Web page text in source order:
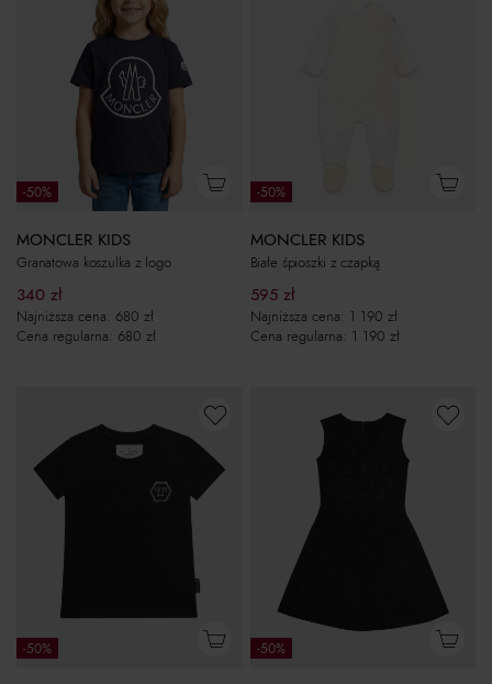
-50%
MONCLER KIDS
Granatowa koszulka z logo
340 zł
Najniższa cena: 680 zł
Cena regularna: 680 zł
-50%
MONCLER KIDS
Białe śpioszki z czapką
595 zł
Najniższa cena: 1 190 zł
Cena regularna: 1 190 zł
-50% -50%